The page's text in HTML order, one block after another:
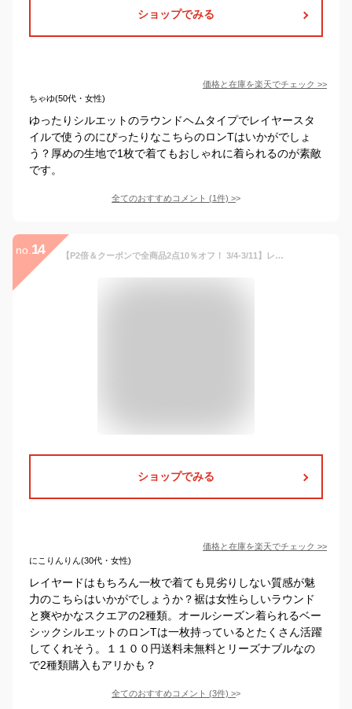
ショップでみる
価格と在庫を楽天でチェック >>
ちゃゆ(50代・女性)
ゆったりシルエットのラウンドヘムタイプでレイヤースタ
イルで使うのにぴったりなこちらのロンTはいかがでしょ
う？厚めの生地で1枚で着てもおしゃれに着られるのが素敵
です。
全てのおすすめコメント (1件) >
no. 14 【P2倍＆クーポンで全商品2点10％オフ！ 3/4-3/11】レイヤード インナー Tシャツ レディース 長袖 ロンT 重ね着トップス カットソー クルーネック ラウンドヘム ラウンド裾 スクエアヘム スクエア裾 長袖Tシャツ 無地 薄手 白 返品交換不可 メール便可50%
ショップでみる
価格と在庫を楽天でチェック >>
にこりんりん(30代・女性)
レイヤードはもちろん一枚で着ても見劣りしない質感が魅
力のこちらはいかがでしょうか？裾は女性らしいラウンド
と爽やかなスクエアの2種類。オールシーズン着られるベー
シックシルエットのロンTは一枚持っているとたくさん活躍
してくれそう。１１００円送料未無料とリーズナブルなの
で2種類購入もアリかも？
全てのおすすめコメント (3件) >